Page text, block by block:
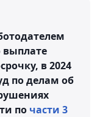
выплате
в 2024
по делам об
по части 3